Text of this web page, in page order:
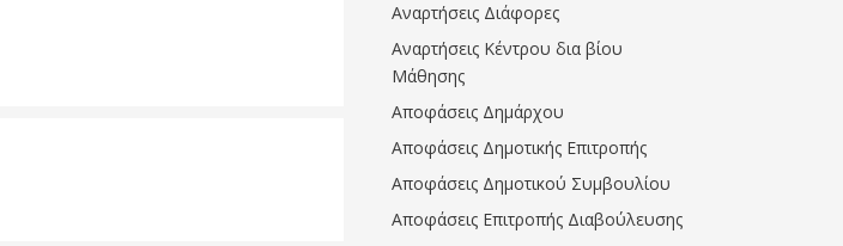
Αναρτήσεις Διάφορες
Αναρτήσεις Κέντρου δια βίου
Μάθησης
Αποφάσεις Δημάρχου
Αποφάσεις Δημοτικής Επιτροπής
Αποφάσεις Δημοτικού Συμβουλίου
Αποφάσεις Επιτροπής Διαβούλευσης